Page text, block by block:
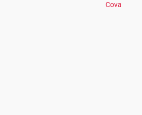
Cova